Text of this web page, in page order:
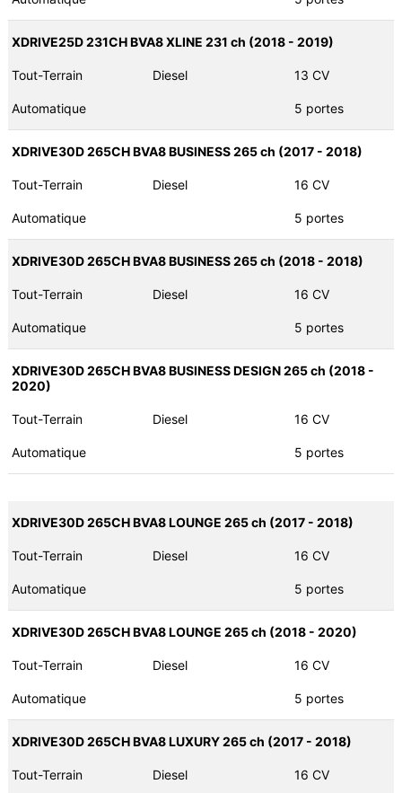
XDRIVE25D 231CH BVA8 XLINE 231 ch (2018 - 2019)
Tout-Terrain Diesel 13 CV
Automatique 5 portes
XDRIVE30D 265CH BVA8 BUSINESS 265 ch (2017 - 2018)
Tout-Terrain Diesel 16 CV
Automatique 5 portes
XDRIVE30D 265CH BVA8 BUSINESS 265 ch (2018 - 2018)
Tout-Terrain Diesel 16 CV
Automatique 5 portes
XDRIVE30D 265CH BVA8 BUSINESS DESIGN 265 ch (2018 -
2020)
Tout-Terrain Diesel 16 CV
Automatique 5 portes
XDRIVE30D 265CH BVA8 LOUNGE 265 ch (2017 - 2018)
Tout-Terrain Diesel 16 CV
Automatique 5 portes
XDRIVE30D 265CH BVA8 LOUNGE 265 ch (2018 - 2020)
Tout-Terrain Diesel 16 CV
Automatique 5 portes
XDRIVE30D 265CH BVA8 LUXURY 265 ch (2017 - 2018)
Tout-Terrain Diesel 16 CV